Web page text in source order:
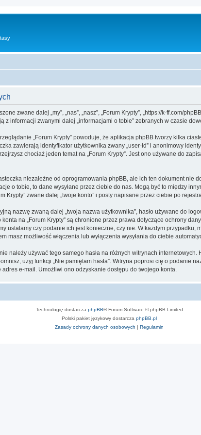
zwane dalej „my”, „nas”, „nasz”, „Forum Krypty”, „https://k-ff.com/
z informacji zwanymi dalej „informacjami o tobie” zebranych w czasie
„Forum Krypty” powoduje, że aplikacja phpBB tworzy kilka
zawierają identyfikator użytkownika zwany „user-id” i anonimowy
chociaż jeden temat na „Forum Krypty”. Jest ono używane do
niezależne od oprogramowania phpBB, ale ich ten dokument nie
o tobie, to dane wysyłane przez ciebie do nas. Mogą być to między
Krypty” zwane dalej „twoje konto” i posty napisane przez ciebie po
nazwę zwaną dalej „twoja nazwa użytkownika”, hasło używane do
na „Forum Krypty” są chronione przez prawa dotyczące ochrony
ustalamy czy podanie ich jest konieczne, czy nie. W każdym przypadku,
masz możliwość włączenia lub wyłączenia wysyłania do ciebie
należy używać tego samego hasła na różnych witrynach internetowych.
użyj funkcji „Nie pamiętam hasła”. Witryna poprosi cię o podanie
e-mail. Umożliwi ono odzyskanie dostępu do twojego konta.
Technologię dostarcza phpBB® Forum Software © phpBB Limited
Polski pakiet językowy dostarcza phpBB.pl
Zasady ochrony danych osobowych | Regulamin